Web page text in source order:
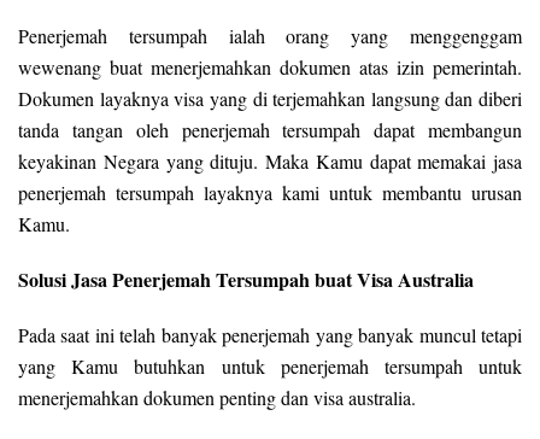
Penerjemah tersumpah ialah orang yang menggenggam
wewenang buat menerjemahkan dokumen atas izin pemerintah.
Dokumen layaknya visa yang di terjemahkan langsung dan diberi
tanda tangan oleh penerjemah tersumpah dapat membangun
keyakinan Negara yang dituju. Maka Kamu dapat memakai jasa
penerjemah tersumpah layaknya kami untuk membantu urusan
Kamu.
Solusi Jasa Penerjemah Tersumpah buat Visa Australia
Pada saat ini telah banyak penerjemah yang banyak muncul tetapi
yang Kamu butuhkan untuk penerjemah tersumpah untuk
menerjemahkan dokumen penting dan visa australia.